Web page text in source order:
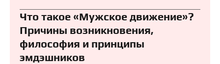
Что такое «Мужское движение»?
Причины возникновения,
философия и принципы
эмдэшников